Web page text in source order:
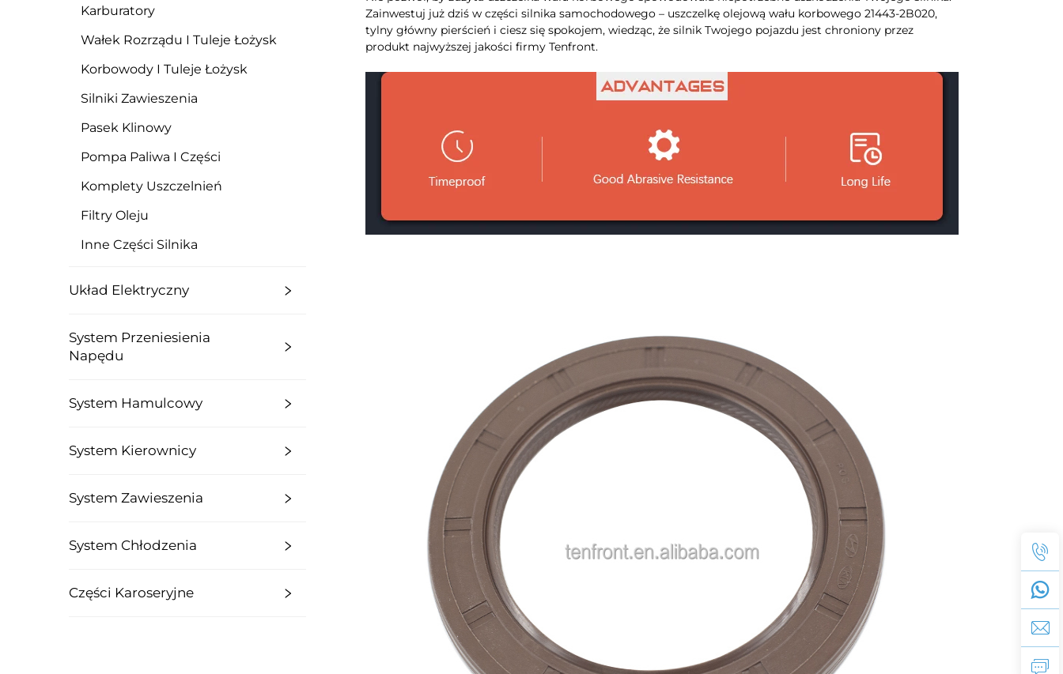
Karburatory
Wałek Rozrządu I Tuleje Łożysk
Korbowody I Tuleje Łożysk
Silniki Zawieszenia
Pasek Klinowy
Pompa Paliwa I Części
Komplety Uszczelnień
Filtry Oleju
Inne Części Silnika
Układ Elektryczny
System Przeniesienia
Napędu
System Hamulcowy
System Kierownicy
System Zawieszenia
System Chłodzenia
Części Karoseryjne
Zainwestuj już dziś w części silnika samochodowego – uszczelkę olejową wału korbowego 21443-2B020,
tylny główny pierścień i ciesz się spokojem, wiedząc, że silnik Twojego pojazdu jest chroniony przez
produkt najwyższej jakości firmy Tenfront.